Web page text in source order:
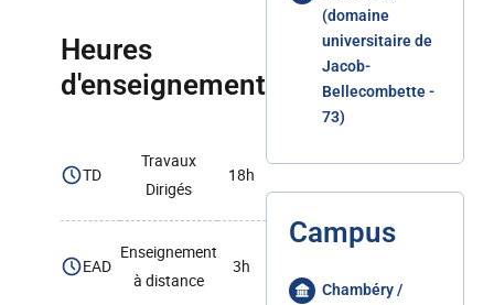
Heures
d'enseignement
TD
Travaux
Dirigés
18h
EAD
Enseignement
à distance
3h
(domaine
universitaire de
Jacob-
Bellecombette -
73)
Campus
Chambéry /